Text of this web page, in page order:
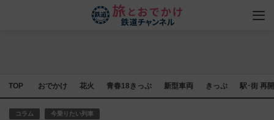
TOP おでかけ 花火 青春18きっぷ 新型車両 きっぷ 駅･街 再
コラム 今乗りたい列車